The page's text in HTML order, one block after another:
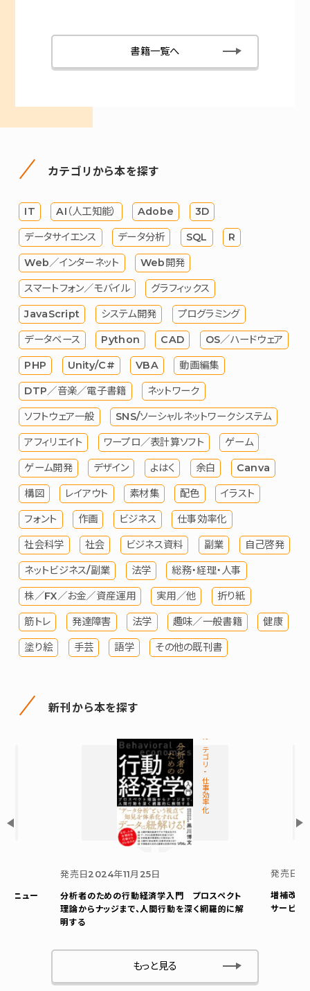
書籍一覧へ
カテゴリから本を探す
IT AI（人工知能） Adobe 3D
データサイエンス データ分析 SQL R
Web／インターネット Web開発
スマートフォン／モバイル グラフィックス
JavaScript システム開発 プログラミング
データベース Python CAD OS／ハードウェア
PHP Unity/C# VBA 動画編集
DTP／音楽／電子書籍 ネットワーク
ソフトウェア一般 SNS/ソーシャルネットワークシステム
アフィリエイト ワープロ／表計算ソフト ゲーム
ゲーム開発 デザイン よはく 余白 Canva
構図 レイアウト 素材集 配色 イラスト
フォント 作画 ビジネス 仕事効率化
社会科学 社会 ビジネス資料 副業 自己啓発
ネットビジネス/副業 法学 総務・経理・人事
株／FX／お金／資産運用 実用／他 折り紙
筋トレ 発達障害 法学 趣味／一般書籍 健康
塗り絵 手芸 語学 その他の既刊書
新刊から本を探す
ンニュー
カテゴリ-仕事効率化
発売日 2024年11月25日
分析者のための行動経済学入門 プロスペクト
理論からナッジまで、人間行動を深く網羅的に解
明する
発売日
増補改訂
サービス
もっと見る